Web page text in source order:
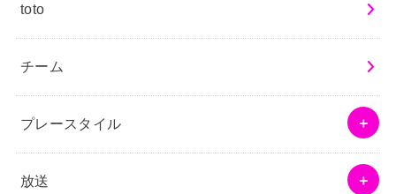
toto
チーム
プレースタイル
放送